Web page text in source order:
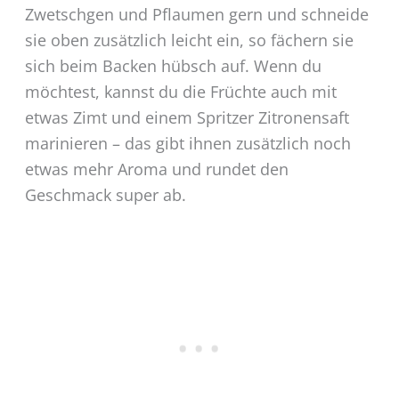
Zwetschgen und Pflaumen gern und schneide
sie oben zusätzlich leicht ein, so fächern sie
sich beim Backen hübsch auf. Wenn du
möchtest, kannst du die Früchte auch mit
etwas Zimt und einem Spritzer Zitronensaft
marinieren – das gibt ihnen zusätzlich noch
etwas mehr Aroma und rundet den
Geschmack super ab.